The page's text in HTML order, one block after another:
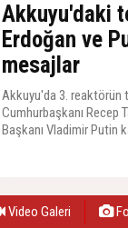
Akkuyu'daki
Erdoğan ve
mesajlar
Akkuyu'da 3. reaktörün
Cumhurbaşkanı Recep
Başkanı Vladimir Putin
Video Galeri